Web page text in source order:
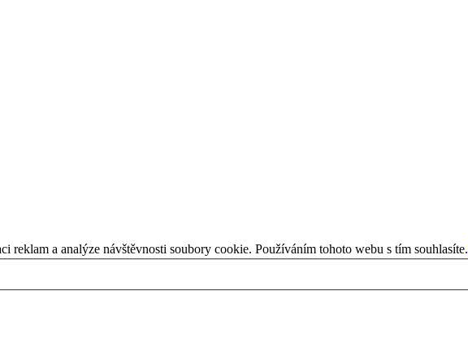
reklam a analýze návštěvnosti soubory cookie. Používáním tohoto webu s tím souhlasíte.